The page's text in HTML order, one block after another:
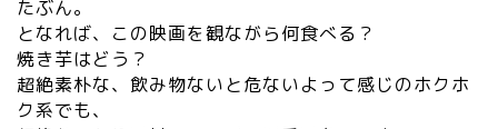
たぶん。
となれば、この映画を観ながら何食べる？
焼き芋はどう？
超絶素朴な、飲み物ないと危ないよって感じのホクホ
ク系でも、